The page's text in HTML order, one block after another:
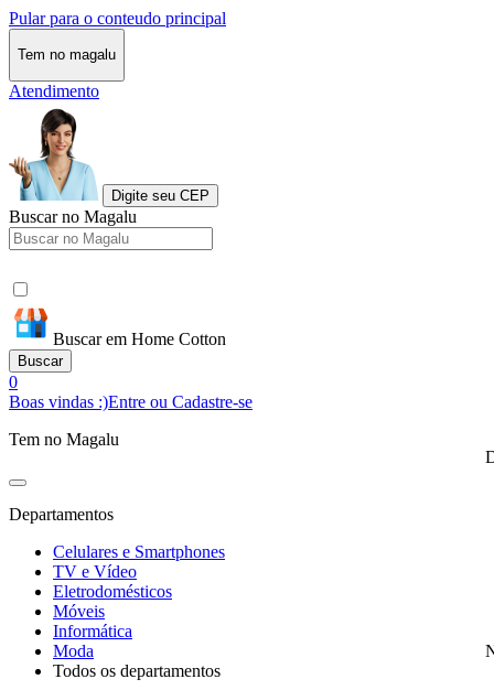
Pular para o conteudo principal
Tem no magalu
Atendimento
Digite seu CEP
Buscar no Magalu
Buscar em Home Cotton
Buscar
0
Boas vindas :)Entre ou Cadastre-se
Tem no Magalu
Departamentos
Celulares e Smartphones
TV e Vídeo
Eletrodomésticos
Móveis
Informática
Moda
Todos os departamentos